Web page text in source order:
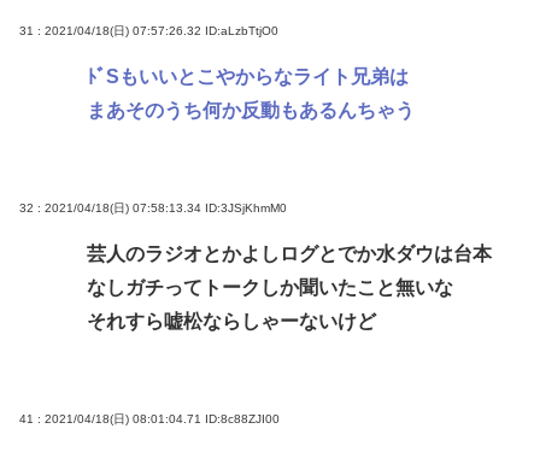
31 : 2021/04/18(日) 07:57:26.32 ID:aLzbTtjO0
ﾄﾞSもいいとこやからなライト兄弟は
まあそのうち何か反動もあるんちゃう
32 : 2021/04/18(日) 07:58:13.34 ID:3JSjKhmM0
芸人のラジオとかよしログとでか水ダウは台本
なしガチってトークしか聞いたこと無いな
それすら嘘松ならしゃーないけど
41 : 2021/04/18(日) 08:01:04.71 ID:8c88ZJI00